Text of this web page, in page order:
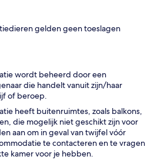
gelden geen toeslagen
wordt beheerd door een
die handelt vanuit zijn/haar
of beroep.
heeft buitenruimtes, zoals balkons,
die mogelijk niet geschikt zijn voor
aan om in geval van twijfel vóór
te contacteren en te vragen
kamer voor je hebben.